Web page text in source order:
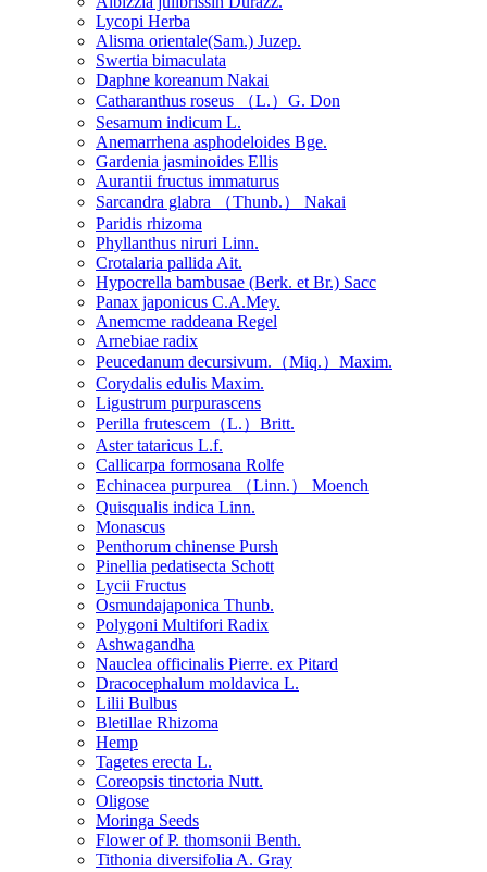
Lycopi Herba
Alisma orientale(Sam.) Juzep.
Swertia bimaculata
Daphne koreanum Nakai
Catharanthus roseus （L.）G. Don
Sesamum indicum L.
Anemarrhena asphodeloides Bge.
Gardenia jasminoides Ellis
Aurantii fructus immaturus
Sarcandra glabra （Thunb.） Nakai
Paridis rhizoma
Phyllanthus niruri Linn.
Crotalaria pallida Ait.
Hypocrella bambusae (Berk. et Br.) Sacc
Panax japonicus C.A.Mey.
Anemcme raddeana Regel
Arnebiae radix
Peucedanum decursivum.（Miq.）Maxim.
Corydalis edulis Maxim.
Ligustrum purpurascens
Perilla frutescem（L.）Britt.
Aster tataricus L.f.
Callicarpa formosana Rolfe
Echinacea purpurea （Linn.） Moench
Quisqualis indica Linn.
Monascus
Penthorum chinense Pursh
Pinellia pedatisecta Schott
Lycii Fructus
Osmundajaponica Thunb.
Polygoni Multifori Radix
Ashwagandha
Nauclea officinalis Pierre. ex Pitard
Dracocephalum moldavica L.
Lilii Bulbus
Bletillae Rhizoma
Hemp
Tagetes erecta L.
Coreopsis tinctoria Nutt.
Oligose
Moringa Seeds
Flower of P. thomsonii Benth.
Tithonia diversifolia A. Gray